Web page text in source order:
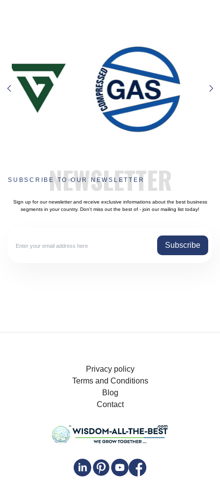
NEWSLETTER
SUBSCRIBE TO OUR NEWSLETTER
Sign up for our newsletter and receive exclusive informations about the best business
segments in your country. Don't miss out the best of - join our mailing list today!
Subscribe
Privacy policy
Terms and Conditions
Blog
Contact